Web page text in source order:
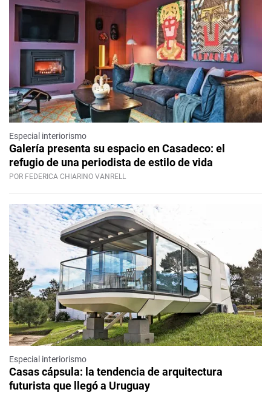
Especial interiorismo
Galería presenta su espacio en Casadeco: el
refugio de una periodista de estilo de vida
POR FEDERICA CHIARINO VANRELL
Especial interiorismo
Casas cápsula: la tendencia de arquitectura
futurista que llegó a Uruguay